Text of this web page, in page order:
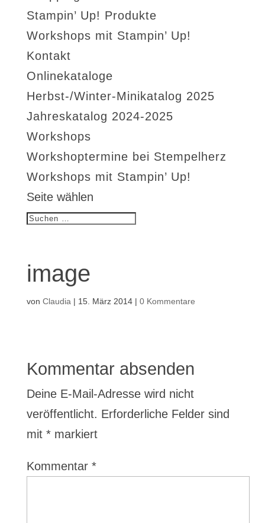
Stampin’ Up! Produkte
Workshops mit Stampin’ Up!
Kontakt
Onlinekataloge
Herbst-/Winter-Minikatalog 2025
Jahreskatalog 2024-2025
Workshops
Workshoptermine bei Stempelherz
Workshops mit Stampin’ Up!
Seite wählen
image
von Claudia | 15. März 2014| 0 Kommentare
Kommentar absenden
Deine E-Mail-Adresse wird nicht
veröffentlicht. Erforderliche Felder sind
mit *markiert
Kommentar *